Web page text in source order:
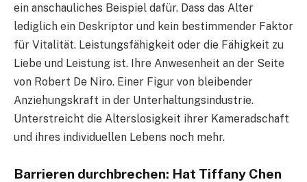
ein anschauliches Beispiel dafür. Dass das Alter
lediglich ein Deskriptor und kein bestimmender Faktor
für Vitalität. Leistungsfähigkeit oder die Fähigkeit zu
Liebe und Leistung ist. Ihre Anwesenheit an der Seite
von Robert De Niro. Einer Figur von bleibender
Anziehungskraft in der Unterhaltungsindustrie.
Unterstreicht die Alterslosigkeit ihrer Kameradschaft
und ihres individuellen Lebens noch mehr.
Barrieren durchbrechen: Hat Tiffany Chen